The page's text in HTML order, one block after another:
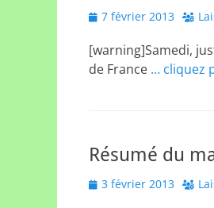
Posted
7 février 2013
[warning]Samedi,
de France … cliquez
Résumé du
Posted
3 février 2013